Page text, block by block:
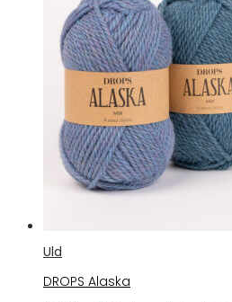
Uld
DROPS Alaska